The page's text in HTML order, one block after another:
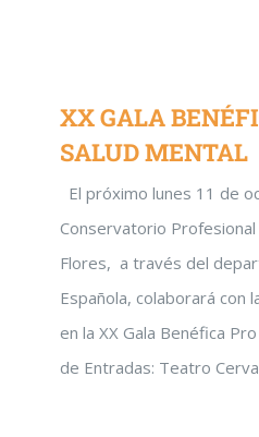
XX GALA
SALUD MENTAL
El próximo lunes 11 de
Conservatorio
Flores, a través del
Española, colaborará con
en la XX Gala Benéfica
de Entradas: Teatro